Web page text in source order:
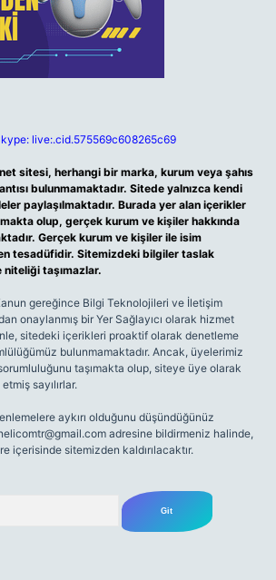
live:.cid.575569c608265c69
sitesi, herhangi bir marka, kurum veya şahıs
bulunmamaktadır. Sitede yalnızca kendi
paylaşılmaktadır. Burada yer alan içerikler
olup, gerçek kurum ve kişiler hakkında
Gerçek kurum ve kişiler ile isim
tesadüfidir. Sitemizdeki bilgiler taslak
taşımazlar.
gereğince Bilgi Teknolojileri ve İletişim
onaylanmış bir Yer Sağlayıcı olarak hizmet
sitedeki içerikleri proaktif olarak denetleme
bulunmamaktadır. Ancak, üyelerimiz
taşımakta olup, siteye üye olarak
sayılırlar.
aykırı olduğunu düşündüğünüz
adresine bildirmeniz halinde,
içerisinde sitemizden kaldırılacaktır.